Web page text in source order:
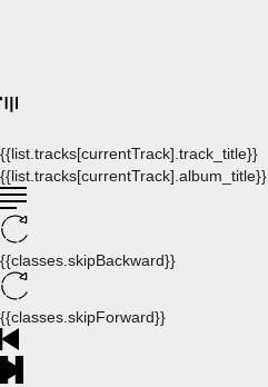
{{list.tracks[currentTrack].track_title}}
{{list.tracks[currentTrack].album_title}}
{{classes.skipBackward}}
{{classes.skipForward}}